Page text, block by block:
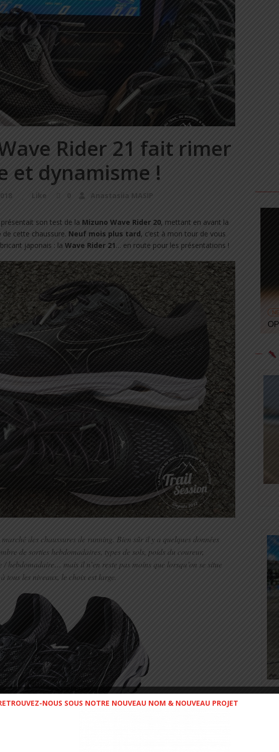
Rider 21 fait rimer
et dynamisme !
Like 0 Anastasiia MASIP
son test de la Mizuno Wave Rider 20, mettant en avant la
de cette chaussure. Neuf mois plus tard, c’est à mon tour de vous
japonais : la Wave Rider 21… en route pour les présentations !
des chaussures de running. Bien sûr il y a quelques données
de sorties hebdomadaires, types de sols, poids du coureur,
hebdomadaire… mais il n’en reste pas moins que lorsqu’on se situe
tous les niveaux, le choix est large.
NOUS SOUS NOTRE NOUVEAU NOM & NOUVEAU PROJET